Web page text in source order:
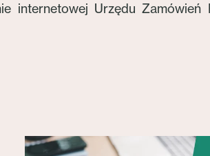
internetowej Urzędu Zamówień